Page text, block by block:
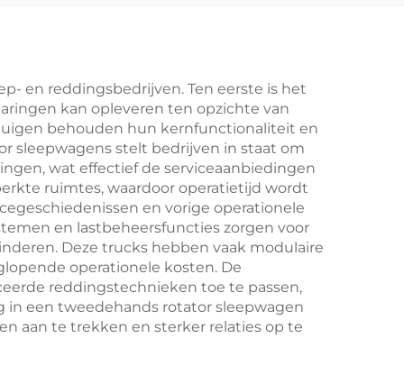
en reddingsbedrijven. Ten eerste is het
kan opleveren ten opzichte van
behouden hun kernfunctionaliteit en
sleepwagens stelt bedrijven in staat om
wat effectief de serviceaanbiedingen
ruimtes, waardoor operatietijd wordt
en vorige operationele
en lastbeheersfuncties zorgen voor
Deze trucks hebben vaak modulaire
operationele kosten. De
reddingstechnieken toe te passen,
in een tweedehands rotator sleepwagen
aan te trekken en sterker relaties op te